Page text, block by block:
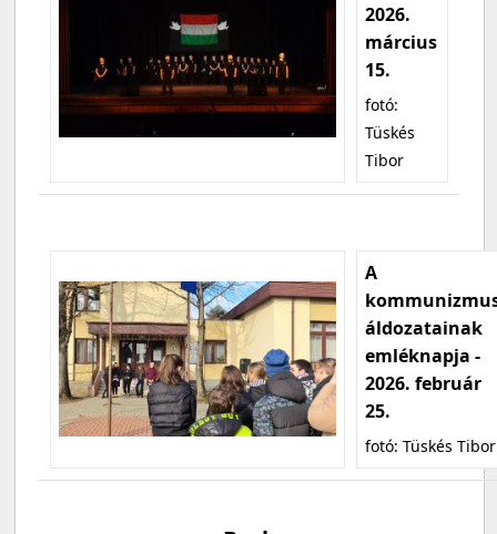
2026.
március
15.
fotó:
Tüskés
Tibor
A
áldozatainak
emléknapja -
2026. február
25.
fotó: Tüskés Tibor